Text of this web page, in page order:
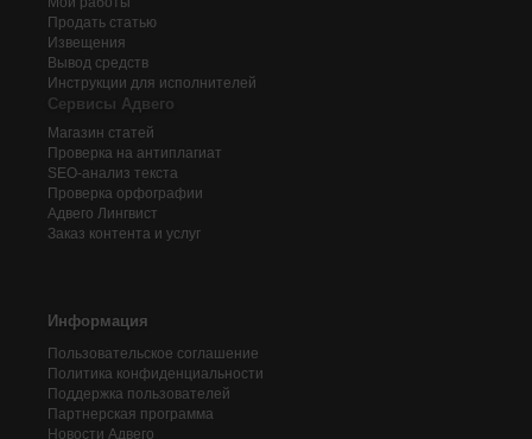
Продать статью
Извещения
Вывод средств
Инструкции для исполнителей
Сервисы Адвего
Магазин статей
Проверка на антиплагиат
SEO-анализ текста
Проверка орфографии
Адвего Лингвист
Заказ контента и услуг
Информация
Пользовательское соглашение
Политика конфиденциальности
Поддержка пользователей
Партнерская программа
Новости Адвего